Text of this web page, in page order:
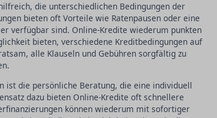
die unterschiedlichen Bedingungen der
bieten oft Vorteile wie Ratenpausen oder eine
verfügbar sind. Online-Kredite wiederum punkten
bieten, verschiedene Kreditbedingungen auf
alle Klauseln und Gebühren sorgfältig zu
ist die persönliche Beratung, die eine individuell
dazu bieten Online-Kredite oft schnellere
können wiederum mit sofortiger